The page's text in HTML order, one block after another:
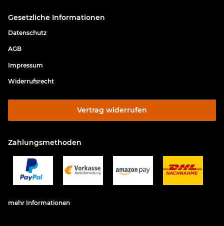
Gesetzliche Informationen
Datenschutz
AGB
Impressum
Widerrufsrecht
Vertrag widerrufen
Zahlungsmethoden
mehr Informationen